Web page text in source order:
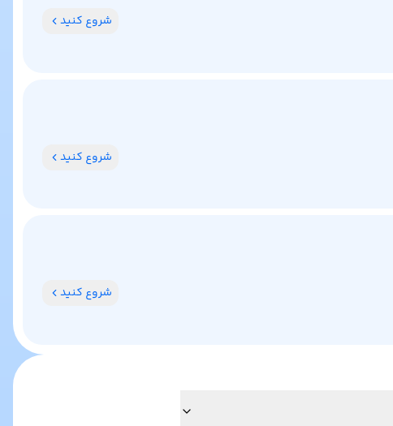
شروع کنید
شروع کنید
شروع کنید